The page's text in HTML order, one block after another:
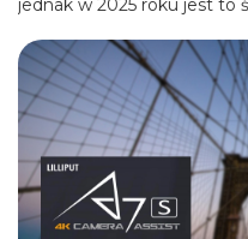
jednak w 2025 roku jest to